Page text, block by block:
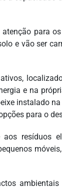
para
e vão ser
e na
instalado
para o
resíduos